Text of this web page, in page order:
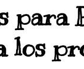
para
los